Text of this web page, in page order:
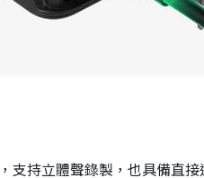
支持立體聲錄製，也具備直